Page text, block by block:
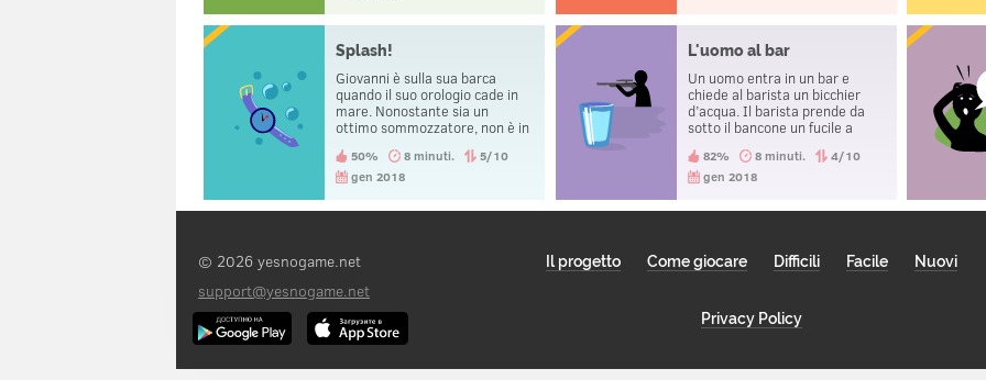
alla stazione di polizia per
denunciare un furto.
Splash!
Giovanni è sulla sua barca
quando il suo orologio cade in
mare. Nonostante sia un
ottimo sommozzatore, non è in
50% 8 minuti.
5/10
gen 2018
L'uomo al bar
Un uomo entra in un bar e
chiede al barista un bicchier
d’acqua. Il barista prende da
sotto il bancone un fucile a
quest’uomo, minacciando di
sparare. L’uomo lo ringrazia ed
82% 8 minuti.
4/10
gen 2018
Il progetto Come giocare Difficili Facile Nuovi
Privacy Policy
© 2026 yesnogame.net
support@yesnogame.net